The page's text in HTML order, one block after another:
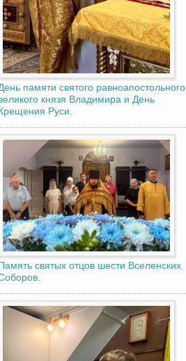
памяти святого равноапостольного
князя Владимира и День
Руси.
святых отцов шести Вселенских